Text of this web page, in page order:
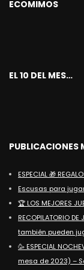
ECOMIMOS
EL 10 DEL MES…
PUBLICACIONES
ESPECIAL 🎁
Escusas para
🏆 LOS MEJORES
RECOPILATORIO
también pueden
🥳 ESPECIAL
mesa de 2023) –